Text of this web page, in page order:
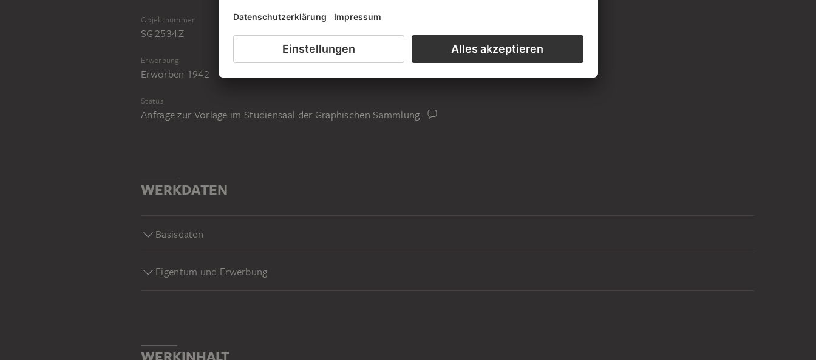
Objektnummer
SG 2534 Z
Erwerbung
Erworben 1942
Status
Anfrage zur Vorlage im Studiensaal der Graphischen Sammlung
WERKDATEN
Basisdaten
Eigentum und Erwerbung
WERKINHALT